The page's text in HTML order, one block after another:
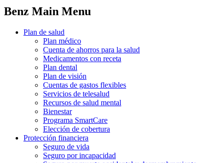
Benz Main Menu
Plan de salud
Plan médico
Cuenta de ahorros para la salud
Medicamentos con receta
Plan dental
Plan de visión
Cuentas de gastos flexibles
Servicios de telesalud
Recursos de salud mental
Bienestar
Programa SmartCare
Elección de cobertura
Protección financiera
Seguro de vida
Seguro por incapacidad